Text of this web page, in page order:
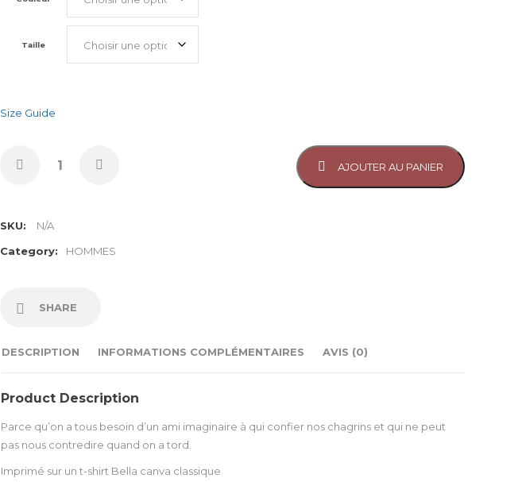
Taille
Size Guide
AJOUTER AU PANIER
SKU:
N/A
Category:
HOMMES
SHARE
DESCRIPTION INFORMATIONS COMPLÉMENTAIRES AVIS (0)
Product Description
Parce qu’on a tous besoin d’un ami imaginaire à qui confier nos chagrins et qui ne peut
pas nous contredire quand on a tord.
Imprimé sur un t-shirt Bella canva classique